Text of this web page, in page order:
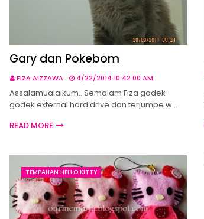
Gary dan Pokebom
FIZA AIZZAWA 4/22/2014 10:42:00 AM
Assalamualaikum.. Semalam Fiza godek-
godek external hard drive dan terjumpe w…
READ MORE
TEMPAHAN HELLO KITTY